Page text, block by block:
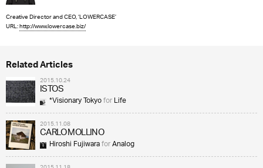
Creative Director and CEO, ‘LOWERCASE’
URL:http://www.lowercase.biz/
Related Articles
2015.10.24
ISTOS
*Visionary TokyoforLife
2015.11.08
CARLO MOLLINO
Hiroshi FujiwaraforAnalog